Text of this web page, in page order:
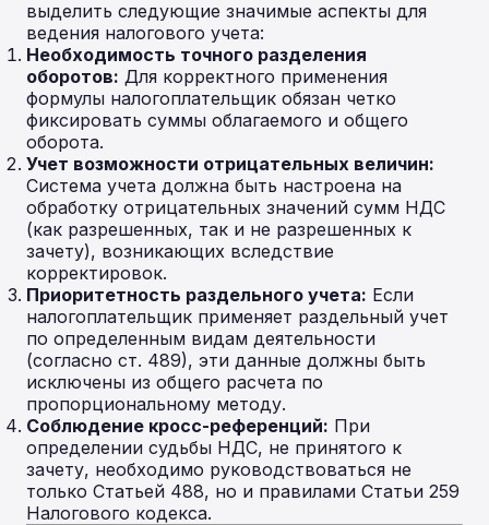
выделить следующие значимые аспекты для
ведения налогового учета:
Необходимость точного разделения
оборотов: Для корректного применения
формулы налогоплательщик обязан четко
фиксировать суммы облагаемого и общего
оборота.
Учет возможности отрицательных величин:
Система учета должна быть настроена на
обработку отрицательных значений сумм НДС
(как разрешенных, так и не разрешенных к
зачету), возникающих вследствие
корректировок.
Приоритетность раздельного учета: Если
налогоплательщик применяет раздельный учет
по определенным видам деятельности
(согласно ст. 489), эти данные должны быть
исключены из общего расчета по
пропорциональному методу.
Соблюдение кросс-референций: При
определении судьбы НДС, не принятого к
зачету, необходимо руководствоваться не
только Статьей 488, но и правилами Статьи 259
Налогового кодекса.